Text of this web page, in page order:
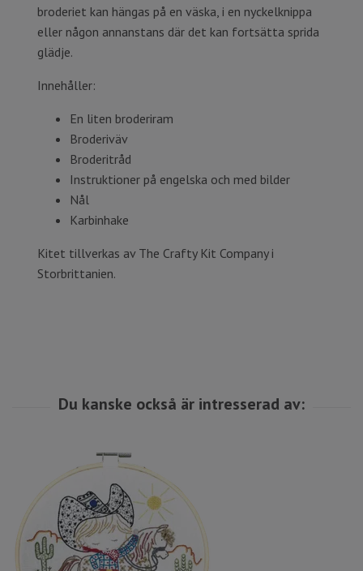
broderiet kan hängas på en väska, i en nyckelknippa
eller någon annanstans där det kan fortsätta sprida
glädje.
Innehåller:
En liten broderiram
Broderiväv
Broderitråd
Instruktioner på engelska och med bilder
Nål
Karbinhake
Kitet tillverkas av The Crafty Kit Company i
Storbrittanien.